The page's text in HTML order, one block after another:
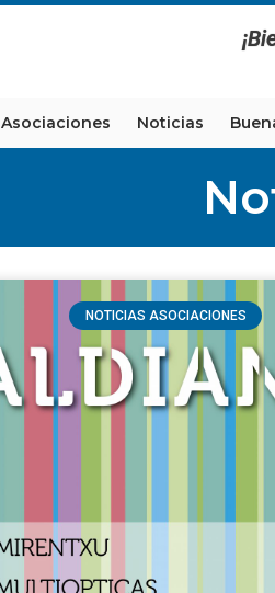
Asociaciones Noticias
NOTICIAS ASOCIACIONES